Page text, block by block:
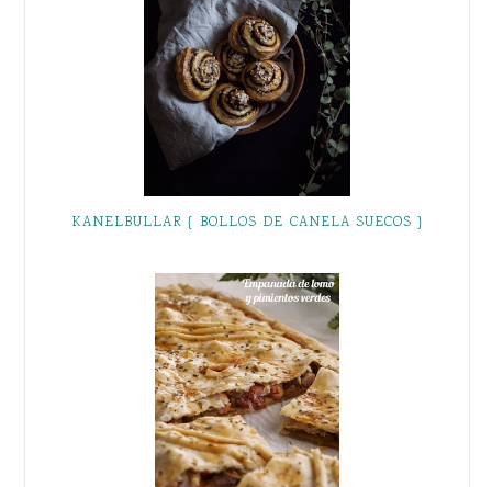
KANELBULLAR { BOLLOS DE CANELA SUECOS }